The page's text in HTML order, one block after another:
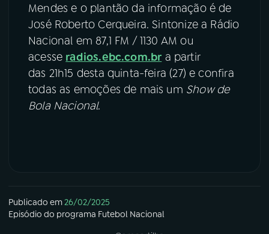
Mendes e o plantão da informação é de
José Roberto Cerqueira. Sintonize a Rádio
Nacional em 87,1 FM / 1130 AM ou
acesse radios.ebc.com.br a partir
das 21h15 desta quinta-feira (27) e confira
todas as emoções de mais um Show de
Bola Nacional.
Publicado em26/02/2025
Episódio do programa Futebol Nacional